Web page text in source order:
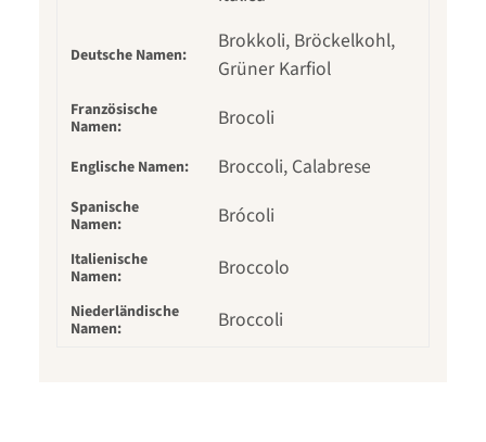
Deutsche Namen:
Brokkoli, Bröckelkohl,
Grüner Karfiol
Französische
Namen:
Brocoli
Englische Namen: Broccoli, Calabrese
Spanische
Namen:
Brócoli
Italienische
Namen:
Broccolo
Niederländische
Namen:
Broccoli